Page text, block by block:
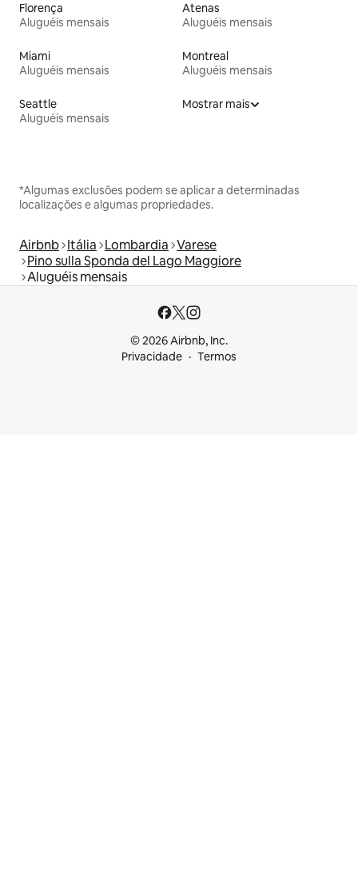
Florença
Aluguéis mensais
Atenas
Aluguéis mensais
Miami
Aluguéis mensais
Montreal
Aluguéis mensais
Seattle
Aluguéis mensais
Mostrar mais
*Algumas exclusões podem se aplicar a determinadas
localizações e algumas propriedades.
Airbnb Itália Lombardia Varese
Pino sulla Sponda del Lago Maggiore
Aluguéis mensais
© 2026 Airbnb, Inc.
Privacidade
Termos